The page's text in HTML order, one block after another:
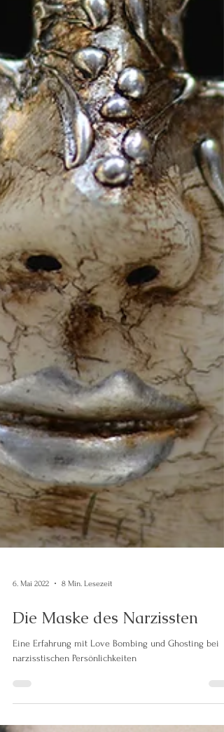
6. Mai 2022 8 Min. Lesezeit
Die Maske des Narzissten
narzisstischen Persönlichkeiten